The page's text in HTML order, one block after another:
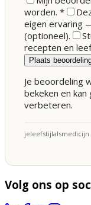
worden. *
eigen ervaring
(optioneel).
recepten en
Plaats
Je beoordeling
bekeken en
verbeteren.
Volg ons op